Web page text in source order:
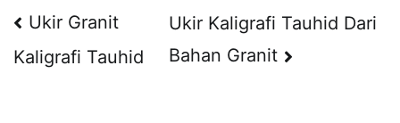
Post
navigation
Ukir Granit
Kaligrafi Tauhid
Ukir Kaligrafi Tauhid Dari
Bahan Granit